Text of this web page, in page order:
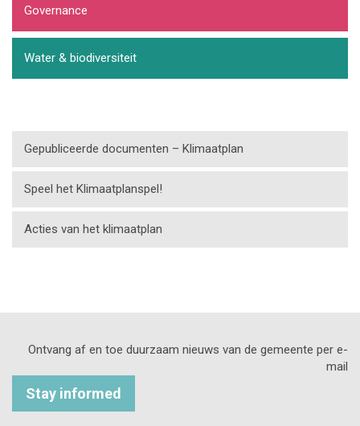
Governance
Water & biodiversiteit
Gepubliceerde documenten – Klimaatplan
Speel het Klimaatplanspel!
Acties van het klimaatplan
Ontvang af en toe duurzaam nieuws van de gemeente per e-
mail
Stay informed